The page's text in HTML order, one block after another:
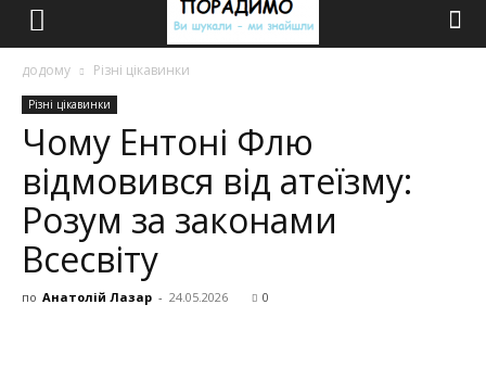
додому Різні цікавинки
Різні цікавинки
Чому Ентоні Флю
відмовився від атеїзму:
Розум за законами
Всесвіту
по Анатолій Лазар - 24.05.2026 0